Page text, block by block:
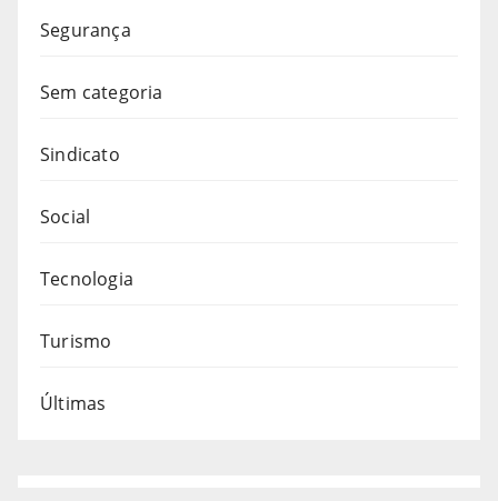
Segurança
Sem categoria
Sindicato
Social
Tecnologia
Turismo
Últimas